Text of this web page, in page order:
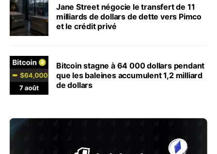
Jane Street négocie le transfert de 11
milliards de dollars de dette vers Pimco
et le crédit privé
Bitcoin stagne à 64 000 dollars pendant
que les baleines accumulent 1,2 milliard
de dollars